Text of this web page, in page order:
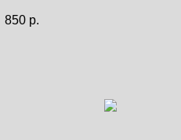
850 р.